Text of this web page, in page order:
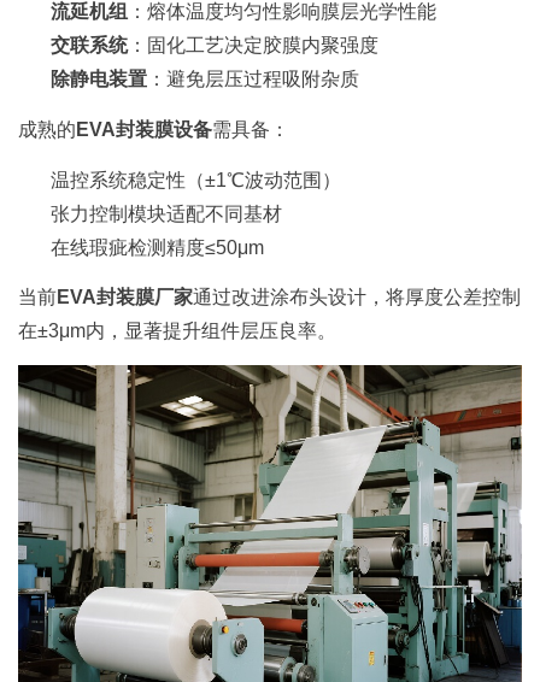
流延机组 ：熔体温度均匀性影响膜层光学性能
交联系统：固化工艺决定胶膜内聚强度
除静电装置 ：避免层压过程吸附杂质
成熟的 EVA封装膜设备需具备：
温控系统稳定性（±1℃波动范围）
张力控制模块适配不同基材
在线瑕疵检测精度≤50μm
当前EVA封装膜厂家通过改进涂布头设计，将厚度公差控制
在±3μm内，显著提升组件层压良率。